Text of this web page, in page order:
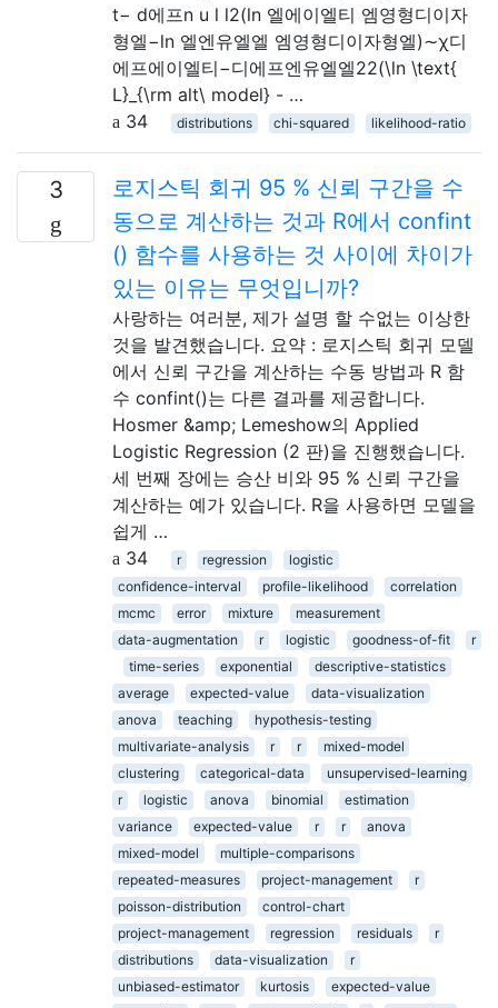
t− d에프n u l l2(ln⁡ 엘에이엘티 엠영형디이자
형엘−ln⁡ 엘엔유엘엘 엠영형디이자형엘)∼χ디
에프에이엘티−디에프엔유엘엘22(\ln \text{
L}_{\rm alt\ model} - …
34
distributions chi-squared likelihood-ratio
3
로지스틱 회귀 95 % 신뢰 구간을 수
동으로 계산하는 것과 R에서 confint
() 함수를 사용하는 것 사이에 차이가
있는 이유는 무엇입니까?
사랑하는 여러분, 제가 설명 할 수없는 이상한
것을 발견했습니다. 요약 : 로지스틱 회귀 모델
에서 신뢰 구간을 계산하는 수동 방법과 R 함
수 confint()는 다른 결과를 제공합니다.
Hosmer &amp; Lemeshow의 Applied
Logistic Regression (2 판)을 진행했습니다.
세 번째 장에는 승산 비와 95 % 신뢰 구간을
계산하는 예가 있습니다. R을 사용하면 모델을
쉽게 …
34
r regression
logistic
confidence-interval
profile-likelihood
correlation
mcmc
error mixture
measurement
data-augmentation
r logistic goodness-of-fit
r
time-series
exponential
descriptive-statistics
average
expected-value
data-visualization
anova
teaching
hypothesis-testing
multivariate-analysis
r r
mixed-model
clustering
categorical-data
unsupervised-learning
r
logistic anova binomial
estimation
variance
expected-value r r
anova
mixed-model
multiple-comparisons
repeated-measures
project-management
r
poisson-distribution
control-chart
project-management
regression residuals
r
distributions
data-visualization
r
unbiased-estimator
kurtosis
expected-value